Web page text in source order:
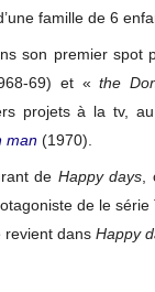
famille de 6
son premier spot
69) et «the
projets à la tv,
man (1970).
de Happy days
de le série
revient dans Happy